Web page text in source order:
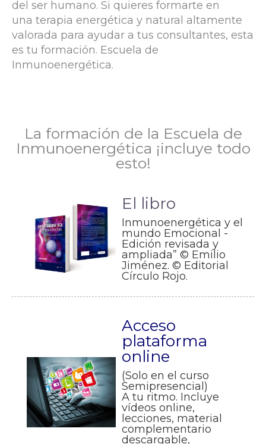
del ser humano. Si quieres formarte en
una terapia energética y natural altamente
valorada para ayudar a tus consultantes, esta
es tu formación. Escuela de
Inmunoenergética.
La formación de la Escuela de
Inmunoenergética ¡incluye todo
esto!
El libro
Inmunoenergética y el
mundo Emocional -
Edición revisada y
ampliada” © Emilio
Jiménez. © Editorial
Círculo Rojo.
Acceso
plataforma
online
(Solo en el curso
Semipresencial)
A tu ritmo. Incluye
vídeos online,
lecciones, material
complementario
descargable,